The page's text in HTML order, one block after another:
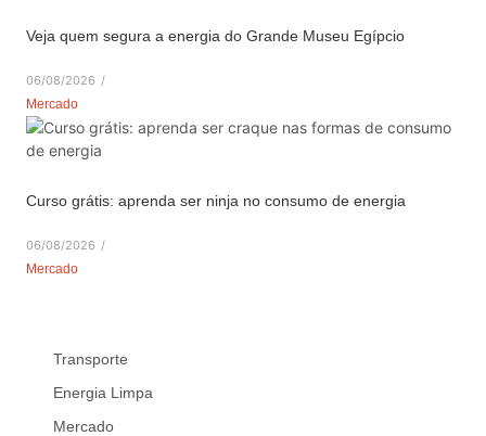
Veja quem segura a energia do Grande Museu Egípcio
06/08/2026 /
Mercado
Curso grátis: aprenda ser ninja no consumo de energia
06/08/2026 /
Mercado
Transporte
Energia Limpa
Mercado